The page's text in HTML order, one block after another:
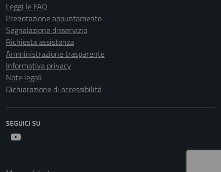
Leggi le FAQ
Prenotazione appuntamento
Segnalazione disservizio
Richiesta assistenza
Amministrazione trasparente
Informativa privacy
Note legali
Dichiarazione di accessibilità
SEGUICI SU